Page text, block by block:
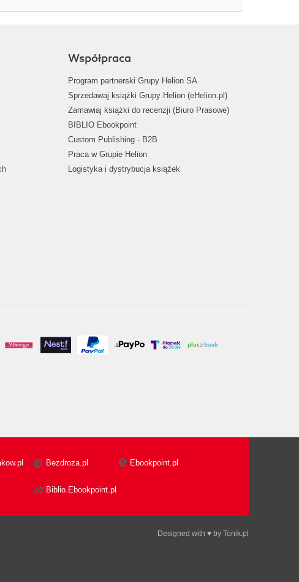
Współpraca
Program partnerski Grupy Helion SA
Sprzedawaj książki Grupy Helion (eHelion.pl)
Zamawiaj książki do recenzji (Biuro Prasowe)
BIBLIO Ebookpoint
Custom Publishing - B2B
Praca w Grupie Helion
Logistyka i dystrybucja książek
Bezdroza.pl Ebookpoint.pl
Biblio.Ebookpoint.pl
Designed with ♥ by Tonik.pl